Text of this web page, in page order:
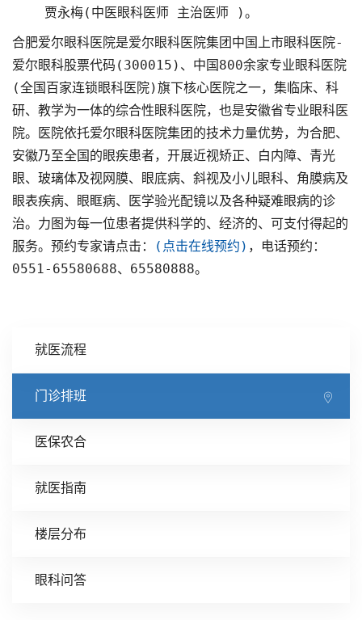
就医流程
门诊排班
医保农合
就医指南
楼层分布
眼科问答
贾永梅(中医眼科医师 主治 医师 )。
合肥爱尔眼科医院是爱尔眼科医院集团中国上市眼科医院-
爱尔眼科股票代码(300015)、中国800余家专业眼科医院
(全国百家连锁眼科医院)旗下核心医院之一，集临床、科
研、教学为一体的综合性眼科医院，也是安徽省专业眼科医
院。医院依托爱尔眼科医院集团的技术力量优势，为合肥、
安徽乃至全国的眼疾患者，开展近视矫正、白内障、青光
眼、玻璃体及视网膜、眼底病、斜视及小儿眼科、角膜病及
眼表疾病、眼眶病、医学验光配镜以及各种疑难眼病的诊
治。力图为每一位患者提供科学的、经济的、可支付得起的
服务。预约专家请点击：
(点击在线预约) ，电话预约：
0551-65580688、65580888。